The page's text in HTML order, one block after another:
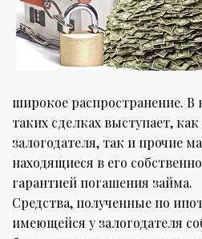
широкое распространение. В
таких сделках выступает,
залогодателя, так и прочие
находящиеся в его
гарантией погашения займа.
Средства, полученные по
имеющейся у залогодателя